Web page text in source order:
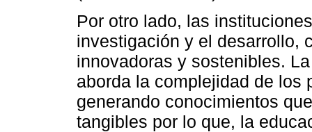
Por otro lado, las
investigación y el desarrollo,
innovadoras y sostenibles.
aborda la complejidad de los
generando conocimientos
tangibles por lo que, la